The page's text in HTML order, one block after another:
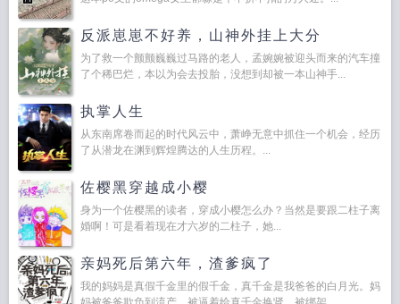
反派崽崽不好养，山神外挂上大分
为了救一个颤颤巍巍过马路的老人，孟婉婉被迎头而来的汽车撞
了个稀巴烂，本以为会去投胎，没想到却被一本山神手...
执掌人生
从东南席卷而起的时代风云中，萧峥无意中抓住一个机会，经历
了从潜龙在渊到辉煌腾达的人生历程。...
佐樱黑穿越成小樱
身为一个佐樱黑的读者，穿成小樱怎么办？当然是要跟二柱子离
婚啊！可是看着现在才六岁的二柱子，她...
亲妈死后第六年，渣爹疯了
我的妈妈是真假千金里的假千金，真千金是我爸爸的白月光。妈